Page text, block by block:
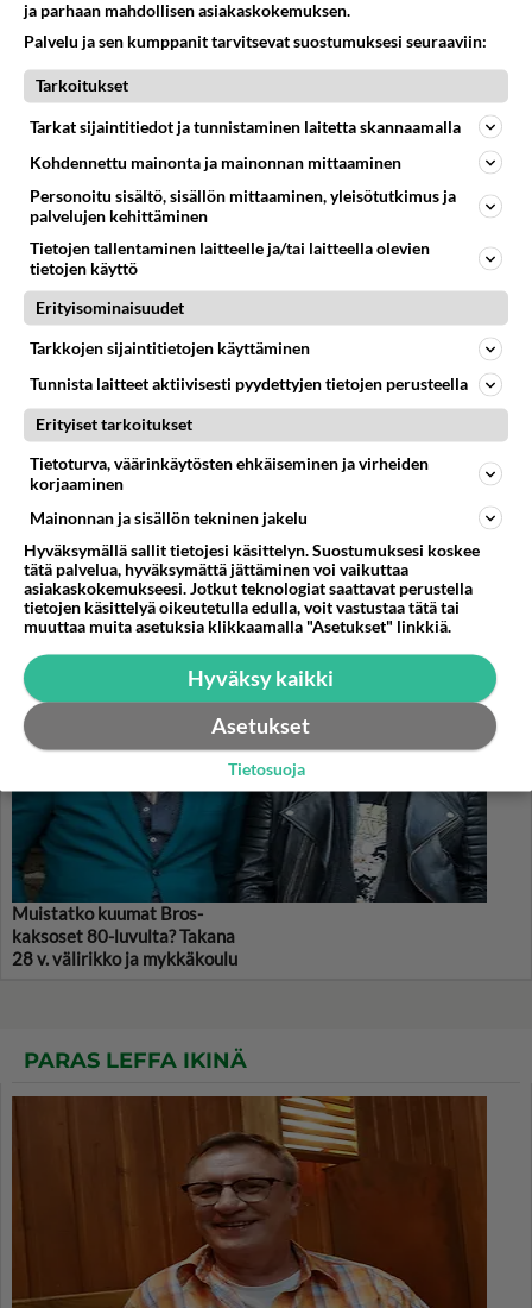
kaupasta ostetuille
perunalastuille.
Papu-avokadosalaatti
valmistuu lähes käden
käänteessä.
HOROSKOOPPI
9.8.2026
Valitse oma tähtimerkkisi ja lue päivän horoskooppi!
KASARI
Muistatko kuumat Bros-
kaksoset 80-luvulta? Takana
28 v. välirikko ja mykkäkoulu
PARAS LEFFA IKINÄ
ja parhaan mahdollisen asiakaskokemuksen.
Palvelu ja sen kumppanit tarvitsevat suostumuksesi seuraaviin:
Tarkoitukset
Tarkat sijaintitiedot ja tunnistaminen laitetta skannaamalla
Kohdennettu mainonta ja mainonnan mittaaminen
Personoitu sisältö, sisällön mittaaminen, yleisötutkimus ja
palvelujen kehittäminen
Tietojen tallentaminen laitteelle ja/tai laitteella olevien
tietojen käyttö
Erityisominaisuudet
Tarkkojen sijaintitietojen käyttäminen
Tunnista laitteet aktiivisesti pyydettyjen tietojen perusteella
Erityiset tarkoitukset
Tietoturva, väärinkäytösten ehkäiseminen ja virheiden
korjaaminen
Mainonnan ja sisällön tekninen jakelu
Hyväksymällä sallit tietojesi käsittelyn. Suostumuksesi koskee
tätä palvelua, hyväksymättä jättäminen voi vaikuttaa
asiakaskokemukseesi. Jotkut teknologiat saattavat perustella
tietojen käsittelyä oikeutetulla edulla, voit vastustaa tätä tai
muuttaa muita asetuksia klikkaamalla "Asetukset" linkkiä.
Hyväksy kaikki
Asetukset
Tietosuoja